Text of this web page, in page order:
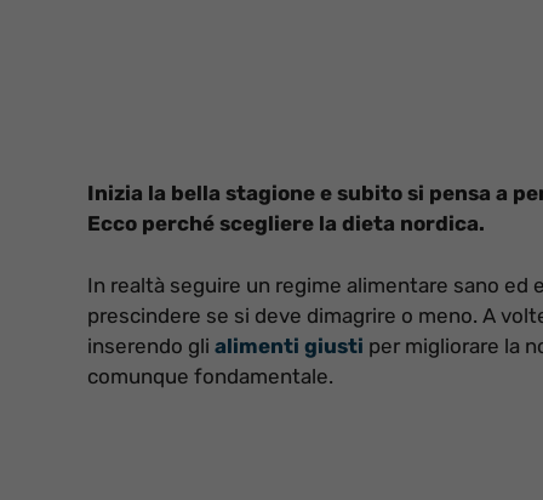
Inizia la bella stagione e subito si pensa a
Ecco perché scegliere la dieta nordica.
In realtà seguire un regime alimentare sano ed
prescindere se si deve dimagrire o meno. A
inserendo gli alimenti giusti per migliorare la
comunque fondamentale.